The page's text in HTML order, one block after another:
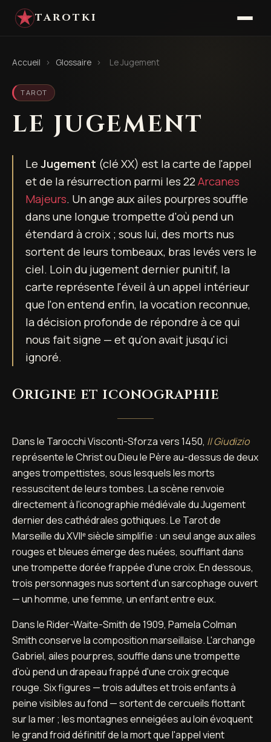
TAROTKI
Accueil › Glossaire › Le Jugement
TAROT
LE JUGEMENT
LeJugement (clé XX) est la carte de l'appel
et de la résurrection parmi les 22Arcanes
Majeurs. Un ange aux ailes pourpres souffle
dans une longue trompette d'où pend un
étendard à croix ; sous lui, des morts nus
sortent de leurs tombeaux, bras levés vers le
ciel. Loin du jugement dernier punitif, la
carte représente l'éveil à un appel intérieur
que l'on entend enfin, la vocation reconnue,
la décision profonde de répondre à ce qui
nous fait signe — et qu'on avait jusqu'ici
ignoré.
Origine et iconographie
Dans le Tarocchi Visconti-Sforza vers 1450, Il Giudizio
représente le Christ ou Dieu le Père au-dessus de deux
anges trompettistes, sous lesquels les morts
ressuscitent de leurs tombes. La scène renvoie
directement à l'iconographie médiévale du Jugement
dernier des cathédrales gothiques. Le Tarot de
Marseille du XVIIᵉ siècle simplifie : un seul ange aux ailes
rouges et bleues émerge des nuées, soufflant dans
une trompette dorée frappée d'une croix. En dessous,
trois personnages nus sortent d'un sarcophage ouvert
— un homme, une femme, un enfant entre eux.
Dans le Rider-Waite-Smith de 1909, Pamela Colman
Smith conserve la composition marseillaise. L'archange
Gabriel, ailes pourpres, souffle dans une trompette
d'où pend un drapeau frappé d'une croix grecque
rouge. Six figures — trois adultes et trois enfants à
peine visibles au fond — sortent de cercueils flottant
sur la mer ; les montagnes enneigées au loin évoquent
le grand froid définitif de la mort que l'appel vient